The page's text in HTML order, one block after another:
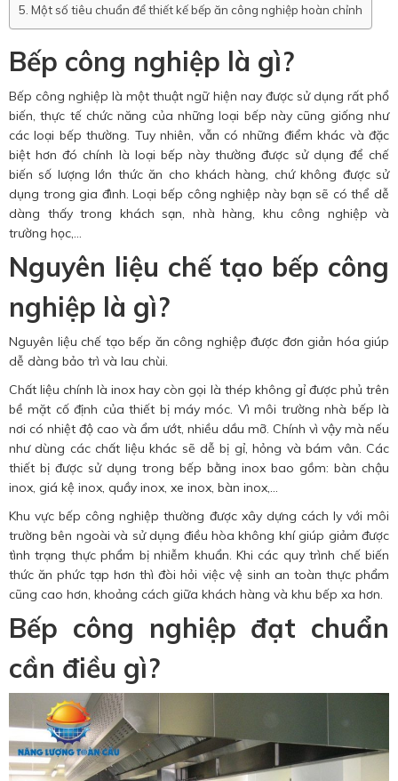
Một số tiêu chuẩn để thiết kế bếp ăn công nghiệp hoàn chỉnh
Bếp công nghiệp là gì?
Bếp công nghiệp là một thuật ngữ hiện nay được sử dụng rất phổ
biến, thực tế chức năng của những loại bếp này cũng giống như
các loại bếp thường. Tuy nhiên, vẫn có những điểm khác và đặc
biệt hơn đó chính là loại bếp này thường được sử dụng để chế
biến số lượng lớn thức ăn cho khách hàng, chứ không được sử
dụng trong gia đình. Loại bếp công nghiệp này bạn sẽ có thể dễ
dàng thấy trong khách sạn, nhà hàng, khu công nghiệp và
trường học,…
Nguyên liệu chế tạo bếp công
nghiệp là gì?
Nguyên liệu chế tạo bếp ăn công nghiệp được đơn giản hóa giúp
dễ dàng bảo trì và lau chùi.
Chất liệu chính là inox hay còn gọi là thép không gỉ được phủ trên
bề mặt cố định của thiết bị máy móc. Vì môi trường nhà bếp là
nơi có nhiệt độ cao và ẩm ướt, nhiều dầu mỡ. Chính vì vậy mà nếu
như dùng các chất liệu khác sẽ dễ bị gỉ, hỏng và bám vân. Các
thiết bị được sử dụng trong bếp bằng inox bao gồm: bàn chậu
inox, giá kệ inox, quầy inox, xe inox, bàn inox,…
Khu vực bếp công nghiệp thường được xây dựng cách ly với môi
trường bên ngoài và sử dụng điều hòa không khí giúp giảm được
tình trạng thực phẩm bị nhiễm khuẩn. Khi các quy trình chế biến
thức ăn phức tạp hơn thì đòi hỏi việc vệ sinh an toàn thực phẩm
cũng cao hơn, khoảng cách giữa khách hàng và khu bếp xa hơn.
Bếp công nghiệp đạt chuẩn
cần điều gì?